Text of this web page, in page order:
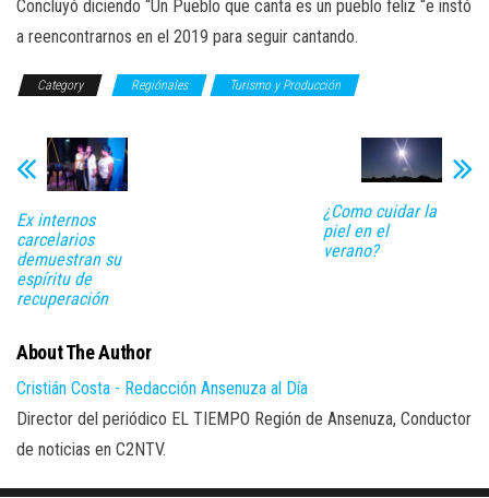
Concluyó diciendo “Un Pueblo que canta es un pueblo feliz “e instó
a reencontrarnos en el 2019 para seguir cantando.
Category Regiónales Turismo y Producción
Ex internos
carcelarios
demuestran su
espíritu de
recuperación
¿Como cuidar la
piel en el
verano?
About The Author
Cristián Costa - Redacción Ansenuza al Día
Director del periódico EL TIEMPO Región de Ansenuza, Conductor
de noticias en C2NTV.